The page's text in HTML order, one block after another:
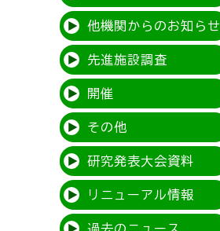
他機関からのお知らせ
先進施設調査
開催
その他
研究発表大会資料
リニューアル情報
過去のニュース